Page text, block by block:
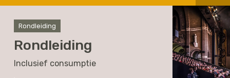
Rondleiding
Inclusief consumptie
Rondleiding